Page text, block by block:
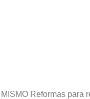
Reformas para